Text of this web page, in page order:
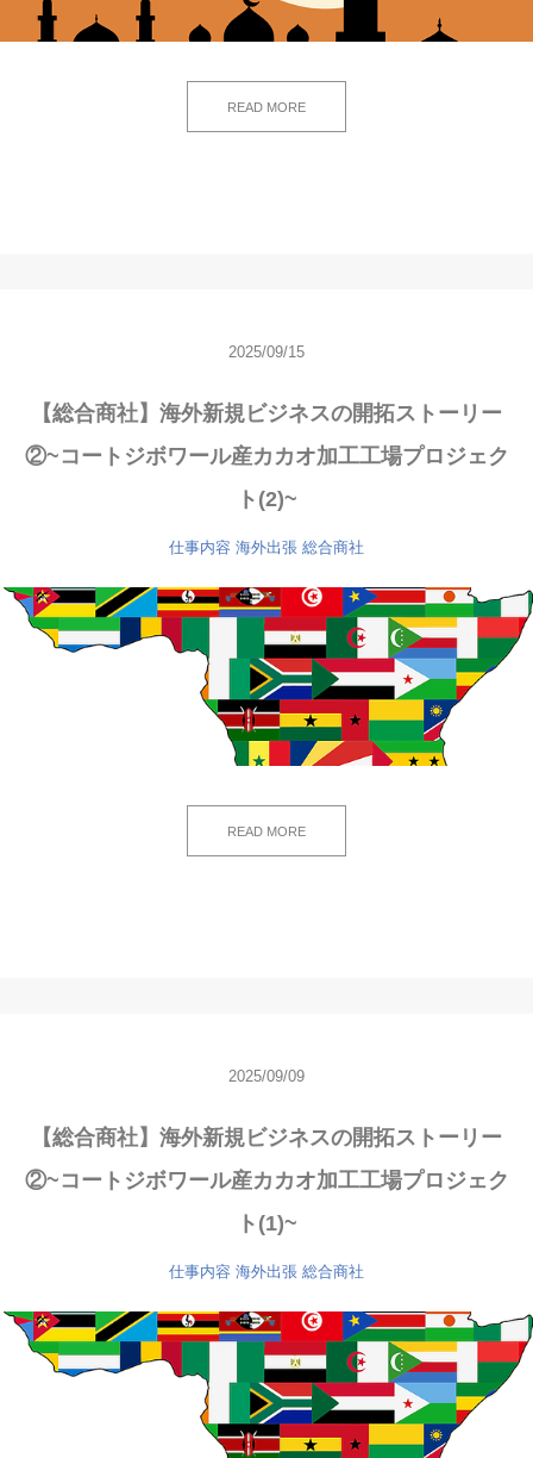
READ MORE
2025/09/15
【総合商社】海外新規ビジネスの開拓ストーリー
②~コートジボワール産カカオ加工工場プロジェク
ト(2)~
仕事内容 海外出張 総合商社
READ MORE
2025/09/09
【総合商社】海外新規ビジネスの開拓ストーリー
②~コートジボワール産カカオ加工工場プロジェク
ト(1)~
仕事内容 海外出張 総合商社